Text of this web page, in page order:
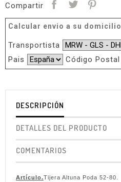
Compartir
Calcular envio a su domicilio
Transportista
Pais
Código Postal
DESCRIPCIÓN
DETALLES DEL PRODUCTO
COMENTARIOS
Artículo.Tijera Altuna Poda 52-80